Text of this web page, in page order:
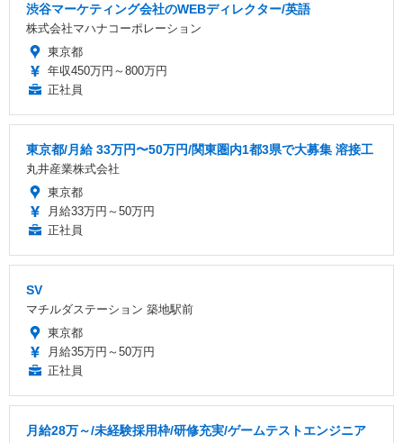
渋谷マーケティング会社のWEBディレクター/英語
株式会社マハナコーポレーション
東京都
年収450万円～800万円
正社員
東京都/月給 33万円〜50万円/関東圏内1都3県で大募集 溶接工
丸井産業株式会社
東京都
月給33万円～50万円
正社員
SV
マチルダステーション 築地駅前
東京都
月給35万円～50万円
正社員
月給28万～/未経験採用枠/研修充実/ゲームテストエンジニア